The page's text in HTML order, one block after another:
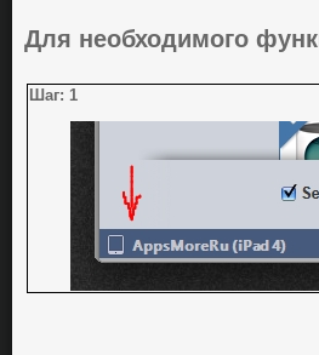
Для необходимого
Шаг: 1